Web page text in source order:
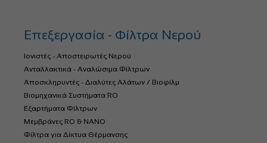
Επεξεργασία - Φίλτρα Νερού
Ιονιστές - Αποστειρωτές Νερού
Ανταλλακτικά - Αναλώσιμα Φίλτρων
Αποσκληρυντές - Διαλύτες Αλάτων / Βιοφίλμ
Βιομηχανικά Συστήματα RO
Εξαρτήματα Φίλτρων
Μεμβράνες RO & NANO
Φίλτρα για Δίκτυα Θέρμανσης